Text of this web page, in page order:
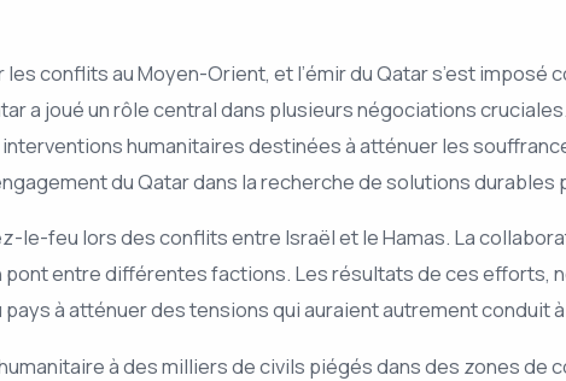
conflits au Moyen-Orient, et l’émir du Qatar s’est imposé
a joué un rôle central dans plusieurs négociations
humanitaires destinées à atténuer les
du Qatar dans la recherche de solutions durables
feu lors des conflits entre Israël et le Hamas. La
pont entre différentes factions. Les résultats de ces efforts,
à atténuer des tensions qui auraient autrement conduit
à des milliers de civils piégés dans des zones de